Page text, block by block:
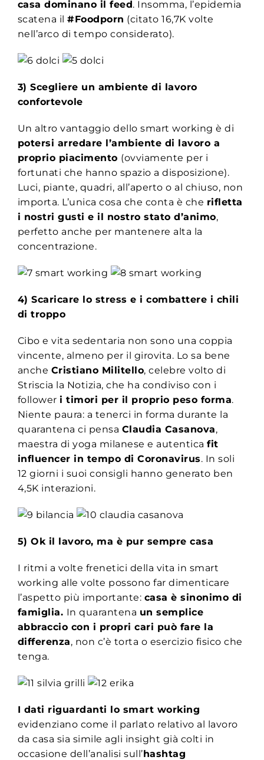
casa dominano il feed. Insomma, l’epidemia
scatena il#Foodporn (citato 16,7K volte
nell’arco di tempo considerato).
3) Scegliere un ambiente di lavoro
confortevole
Un altro vantaggio dello smart working è di
potersi arredare l’ambiente di lavoro a
proprio piacimento (ovviamente per i
fortunati che hanno spazio a disposizione).
Luci, piante, quadri, all’aperto o al chiuso, non
importa. L’unica cosa che conta è che rifletta
i nostri gusti e il nostro stato d’animo,
perfetto anche per mantenere alta la
concentrazione.
4) Scaricare lo stress e i combattere i chili
di troppo
Cibo e vita sedentaria non sono una coppia
vincente, almeno per il girovita. Lo sa bene
anche Cristiano Militello, celebre volto di
Striscia la Notizia, che ha condiviso con i
followeri timori per il proprio peso forma.
Niente paura: a tenerci in forma durante la
quarantena ci pensa Claudia Casanova,
maestra di yoga milanese e autenticafit
influencer in tempo di Coronavirus. In soli
12 giorni i suoi consigli hanno generato ben
4,5K interazioni.
5) Ok il lavoro, ma è pur sempre casa
I ritmi a volte frenetici della vita in smart
working alle volte possono far dimenticare
l’aspetto più importante: casa è sinonimo di
famiglia. In quarantena un semplice
abbraccio con i propri cari può fare la
differenza, non c’è torta o esercizio fisico che
tenga.
I dati riguardanti lo smart working
evidenziano come il parlato relativo al lavoro
da casa sia simile agli insight già colti in
occasione dell’analisi sull’hashtag